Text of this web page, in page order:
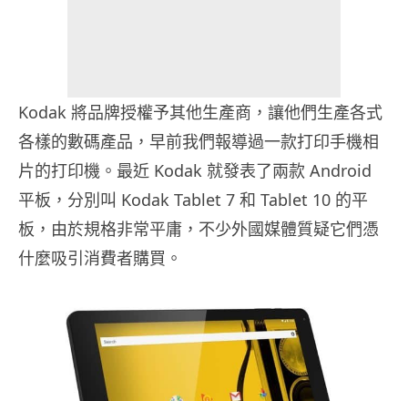
Kodak 將品牌授權予其他生產商，讓他們生產各式
各樣的數碼產品，早前我們報導過一款打印手機相
片的打印機。最近 Kodak 就發表了兩款 Android
平板，分別叫 Kodak Tablet 7 和 Tablet 10 的平
板，由於規格非常平庸，不少外國媒體質疑它們憑
什麼吸引消費者購買。